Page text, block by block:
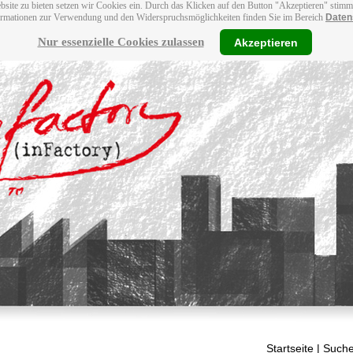
zu bieten setzen wir Cookies ein. Durch das Klicken auf den Button "Akzeptieren"
zur Verwendung und den Widerspruchsmöglichkeiten finden Sie im Bereich
Nur essenzielle Cookies zulassen Akzeptieren
Startseite |